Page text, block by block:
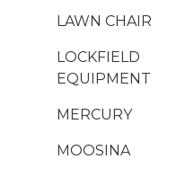
LAWN CHAIR
LOCKFIELD
EQUIPMENT
MERCURY
MOOSINA